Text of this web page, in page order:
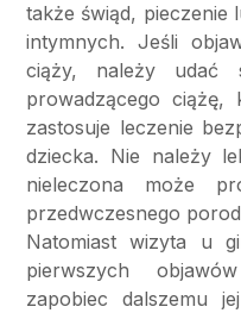
także świąd, pieczenie
intymnych. Jeśli
ciąży, należy udać
prowadzącego
zastosuje leczenie
dziecka. Nie należy
nieleczona może
przedwczesnego
Natomiast wizyta u
pierwszych
zapobiec dalszemu